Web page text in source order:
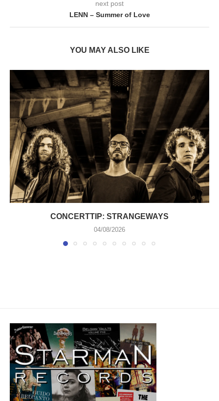
next post
LENN – Summer of Love
YOU MAY ALSO LIKE
CONCERTTIP: STRANGEWAYS
04/08/2026